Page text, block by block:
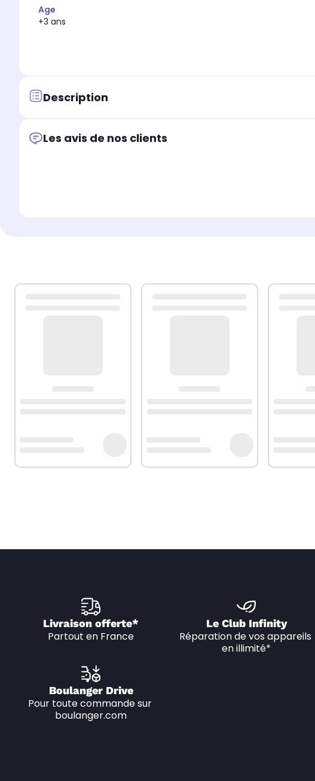
Age
+3 ans
Description
Les avis de nos clients
Livraison offerte*
Partout en France
Le Club Infinity
Réparation de vos appareils
en illimité*
Boulanger Drive
Pour toute commande sur
boulanger.com